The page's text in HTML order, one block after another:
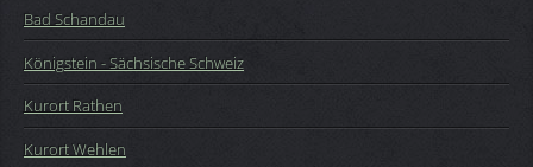
Bad Schandau
Königstein - Sächsische Schweiz
Kurort Rathen
Kurort Wehlen